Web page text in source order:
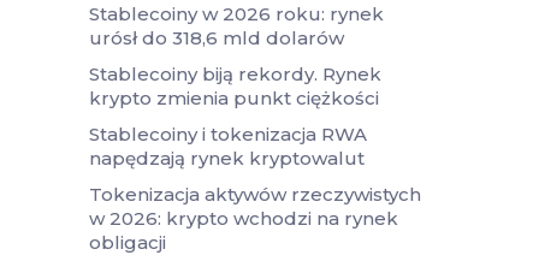
Stablecoiny w 2026 roku: rynek
urósł do 318,6 mld dolarów
Stablecoiny biją rekordy. Rynek
krypto zmienia punkt ciężkości
Stablecoiny i tokenizacja RWA
napędzają rynek kryptowalut
Tokenizacja aktywów rzeczywistych
w 2026: krypto wchodzi na rynek
obligacji